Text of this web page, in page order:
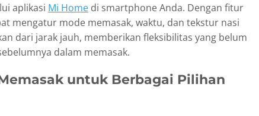
aplikasi Mi Home di smartphone Anda. Dengan fitur
mengatur mode memasak, waktu, dan tekstur nasi
dari jarak jauh, memberikan fleksibilitas yang belum
dalam memasak.
untuk Berbagai Pilihan